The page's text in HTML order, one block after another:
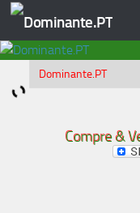
Skip to content
Compre &